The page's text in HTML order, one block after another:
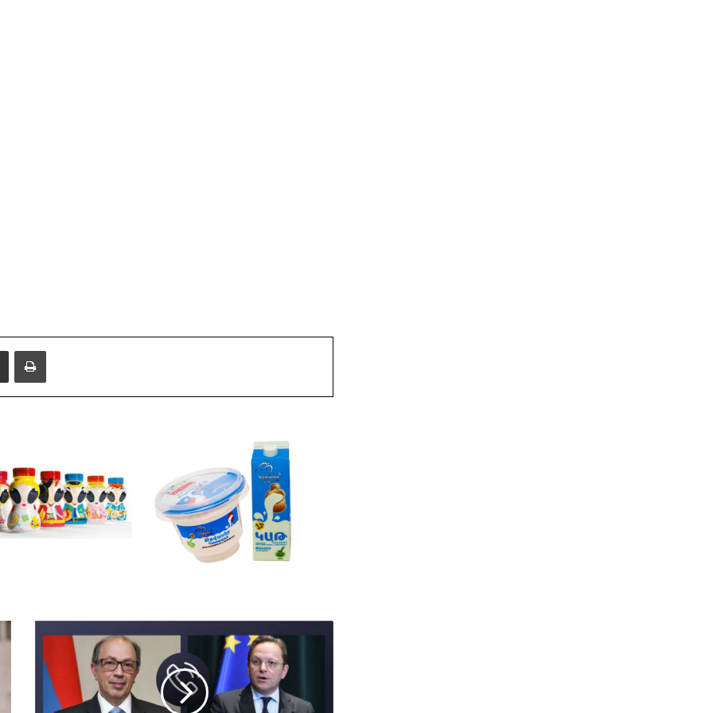
Share via Email Print